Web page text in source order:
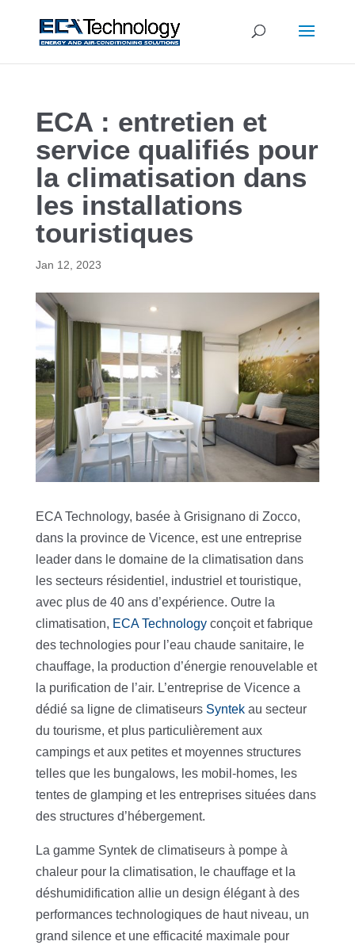
ECA : entretien et
service qualifiés pour
la climatisation dans
les installations
touristiques
Jan 12, 2023
ECA Technology, basée à Grisignano di Zocco,
dans la province de Vicence, est une entreprise
leader dans le domaine de la climatisation dans
les secteurs résidentiel, industriel et touristique,
avec plus de 40 ans d’expérience. Outre la
climatisation, ECA Technologyconçoit et fabrique
des technologies pour l’eau chaude sanitaire, le
chauffage, la production d’énergie renouvelable et
la purification de l’air. L’entreprise de Vicence a
dédié sa ligne de climatiseurs Syntekau secteur
du tourisme, et plus particulièrement aux
campings et aux petites et moyennes structures
telles que les bungalows, les mobil-homes, les
tentes de glamping et les entreprises situées dans
des structures d’hébergement.
La gamme Syntek de climatiseurs à pompe à
chaleur pour la climatisation, le chauffage et la
déshumidification allie un design élégant à des
performances technologiques de haut niveau, un
grand silence et une efficacité maximale pour